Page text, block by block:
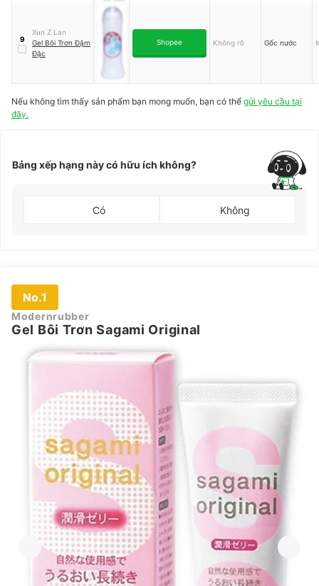
9
Xun Z Lan
Gel Bôi Trơn Đậm
Đặc
Shopee Không rõ Gốc nước
Nếu không tìm thấy sản phẩm bạn mong muốn, bạn có thể gửi yêu cầu tại
đây.
Bảng xếp hạng này có hữu ích không?
Có Không
No.1
Modernrubber
Gel Bôi Trơn Sagami Original